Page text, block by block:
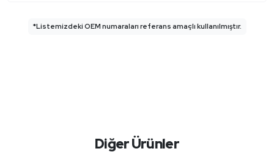
*Listemizdeki OEM numaraları referans amaçlı kullanılmıştır.
Diğer Ürünler